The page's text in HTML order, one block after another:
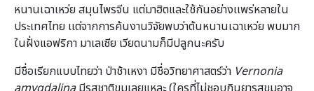
หนานเฉาเหว่ย สมุนไพรจีน แต่มาฮิตและใช้กันอย่างเเพร่หลายใน
ประเทศไทย เเต่จากการค้นงานวิจัยพบว่าต้นหนานเฉาเหว่ย พบมาก
ในฝั่งแอฟริกา มาเลเซีย เวียดนามก็มีปลูกนะครับ
มีชื่อเรียกแบบไทยว่า ป่าช้าเหงา มีชื่อวิทยาศาสตร์ว่า Vernonia